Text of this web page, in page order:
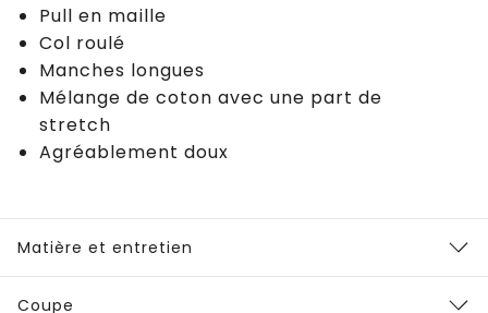
Pull en maille
Col roulé
Manches longues
Mélange de coton avec une part de
stretch
Agréablement doux
Matière et entretien
Coupe